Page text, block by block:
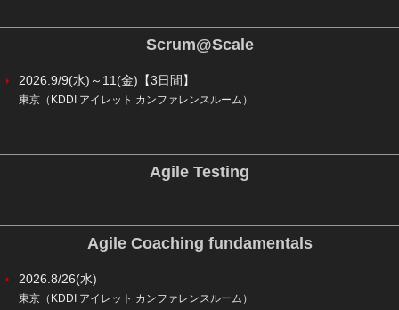
Scrum@Scale
2026.9/9(水)～11(金)【3日間】
東京（KDDI アイレット カンファレンスルーム）
Agile Testing
Agile Coaching fundamentals
2026.8/26(水)
東京（KDDI アイレット カンファレンスルーム）